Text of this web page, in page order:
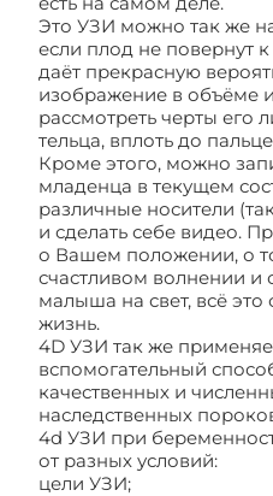
Это УЗИ можно так же
если плод не повернут
даёт прекрасную
изображение в объёме
рассмотреть черты его
тельца, вплоть до
Кроме этого, можно
младенца в текущем
различные носители
и сделать себе видео.
о Вашем положении, о
счастливом волнении
малыша на свет, всё это
жизнь.
4D УЗИ так же
вспомогательный
качественных и
наследственных
4d УЗИ при
от разных условий:
цели УЗИ;